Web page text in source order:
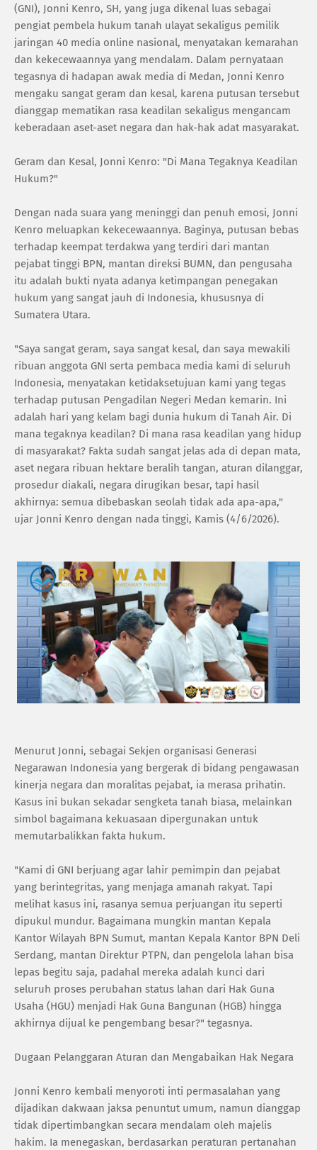
(GNI), Jonni Kenro, SH, yang juga dikenal luas sebagai
pengiat pembela hukum tanah ulayat sekaligus pemilik
jaringan 40 media online nasional, menyatakan kemarahan
dan kekecewaannya yang mendalam. Dalam pernyataan
tegasnya di hadapan awak media di Medan, Jonni Kenro
mengaku sangat geram dan kesal, karena putusan tersebut
dianggap mematikan rasa keadilan sekaligus mengancam
keberadaan aset-aset negara dan hak-hak adat masyarakat.
Geram dan Kesal, Jonni Kenro: "Di Mana Tegaknya Keadilan
Hukum?"
Dengan nada suara yang meninggi dan penuh emosi, Jonni
Kenro meluapkan kekecewaannya. Baginya, putusan bebas
terhadap keempat terdakwa yang terdiri dari mantan
pejabat tinggi BPN, mantan direksi BUMN, dan pengusaha
itu adalah bukti nyata adanya ketimpangan penegakan
hukum yang sangat jauh di Indonesia, khususnya di
Sumatera Utara.
"Saya sangat geram, saya sangat kesal, dan saya mewakili
ribuan anggota GNI serta pembaca media kami di seluruh
Indonesia, menyatakan ketidaksetujuan kami yang tegas
terhadap putusan Pengadilan Negeri Medan kemarin. Ini
adalah hari yang kelam bagi dunia hukum di Tanah Air. Di
mana tegaknya keadilan? Di mana rasa keadilan yang hidup
di masyarakat? Fakta sudah sangat jelas ada di depan mata,
aset negara ribuan hektare beralih tangan, aturan dilanggar,
prosedur diakali, negara dirugikan besar, tapi hasil
akhirnya: semua dibebaskan seolah tidak ada apa-apa,"
ujar Jonni Kenro dengan nada tinggi, Kamis (4/6/2026).
Menurut Jonni, sebagai Sekjen organisasi Generasi
Negarawan Indonesia yang bergerak di bidang pengawasan
kinerja negara dan moralitas pejabat, ia merasa prihatin.
Kasus ini bukan sekadar sengketa tanah biasa, melainkan
simbol bagaimana kekuasaan dipergunakan untuk
memutarbalikkan fakta hukum.
"Kami di GNI berjuang agar lahir pemimpin dan pejabat
yang berintegritas, yang menjaga amanah rakyat. Tapi
melihat kasus ini, rasanya semua perjuangan itu seperti
dipukul mundur. Bagaimana mungkin mantan Kepala
Kantor Wilayah BPN Sumut, mantan Kepala Kantor BPN Deli
Serdang, mantan Direktur PTPN, dan pengelola lahan bisa
lepas begitu saja, padahal mereka adalah kunci dari
seluruh proses perubahan status lahan dari Hak Guna
Usaha (HGU) menjadi Hak Guna Bangunan (HGB) hingga
akhirnya dijual ke pengembang besar?" tegasnya.
Dugaan Pelanggaran Aturan dan Mengabaikan Hak Negara
Jonni Kenro kembali menyoroti inti permasalahan yang
dijadikan dakwaan jaksa penuntut umum, namun dianggap
tidak dipertimbangkan secara mendalam oleh majelis
hakim. Ia menegaskan, berdasarkan peraturan pertanahan